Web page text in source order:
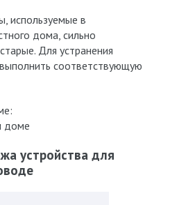
используемые в
дома, сильно
Для устранения
соответствующую
доме
устройства для